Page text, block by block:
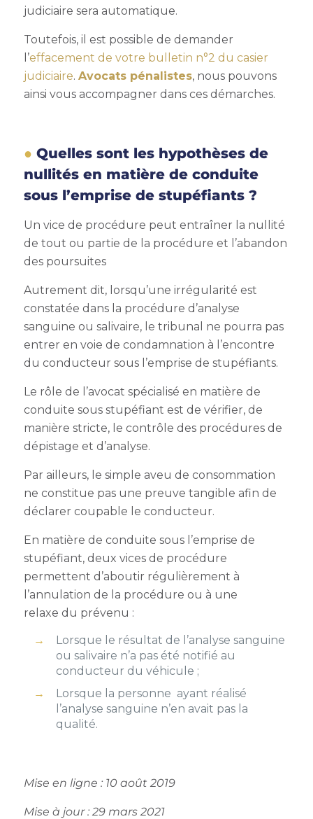
judiciaire sera automatique.
Toutefois, il est possible de demander
l’effacement de votre bulletin n°2 du casier
judiciaire. Avocats pénalistes, nous pouvons
ainsi vous accompagner dans ces démarches.
Quelles sont les hypothèses de
nullités en matière de conduite
sous l’emprise de stupéfiants ?
Un vice de procédure peut entraîner la nullité
de tout ou partie de la procédure et l’abandon
des poursuites
Autrement dit, lorsqu’une irrégularité est
constatée dans la procédure d’analyse
sanguine ou salivaire, le tribunal ne pourra pas
entrer en voie de condamnation à l’encontre
du conducteur sous l’emprise de stupéfiants.
Le rôle de l’avocat spécialisé en matière de
conduite sous stupéfiant est de vérifier, de
manière stricte, le contrôle des procédures de
dépistage et d’analyse.
Par ailleurs, le simple aveu de consommation
ne constitue pas une preuve tangible afin de
déclarer coupable le conducteur.
En matière de conduite sous l’emprise de
stupéfiant, deux vices de procédure
permettent d’aboutir régulièrement à
l’annulation de la procédure ou à une
relaxe du prévenu :
Lorsque le résultat de l’analyse sanguine
ou salivaire n’a pas été notifié au
conducteur du véhicule ;
Lorsque la personne ayant réalisé
l’analyse sanguine n’en avait pas la
qualité.
Mise en ligne : 10 août 2019
Mise à jour : 29 mars 2021